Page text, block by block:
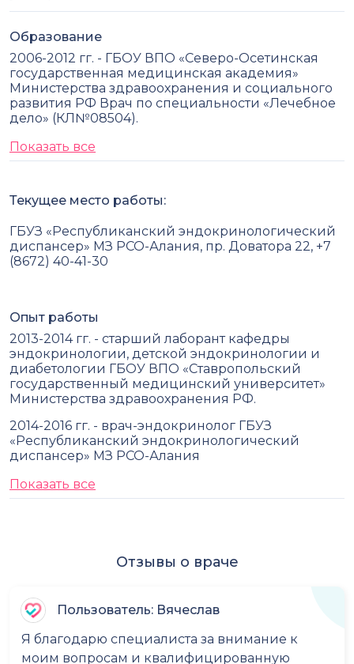
Образование
2006-2012 гг. - ГБОУ ВПО «Северо-Осетинская
государственная медицинская академия»
Министерства здравоохранения и социального
развития РФ Врач по специальности «Лечебное
дело» (КЛ№08504).
Показать все
Текущее место работы:
ГБУЗ «Республиканский эндокринологический
диспансер» МЗ РСО-Алания, пр. Доватора 22, +7
(8672) 40-41-30
Опыт работы
2013-2014 гг. - старший лаборант кафедры
эндокринологии, детской эндокринологии и
диабетологии ГБОУ ВПО «Ставропольский
государственный медицинский университет»
Министерства здравоохранения РФ.
2014-2016 гг. - врач-эндокринолог ГБУЗ
«Республиканский эндокринологический
диспансер» МЗ РСО-Алания
Показать все
Отзывы о враче
Пользователь: Вячеслав
Я благодарю специалиста за внимание к
моим вопросам и квалифицированную